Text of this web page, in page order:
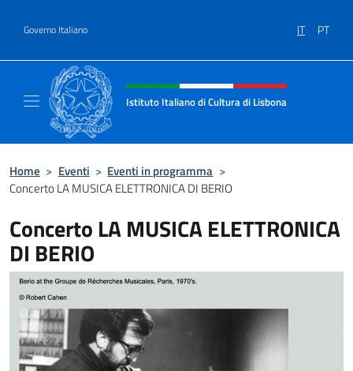
Governo Italiano IT PT
Intestazione sito, social e menù
Istituto Italiano di Cultura di Lisbona
Home > Eventi > Eventi in programma >
Concerto LA MUSICA ELETTRONICA DI BERIO
Concerto LA MUSICA ELETTRONICA
DI BERIO